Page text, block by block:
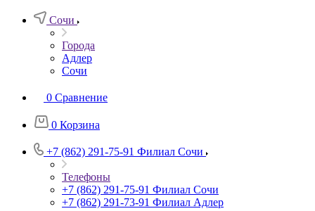
Сочи
Города
Адлер
Сочи
0 Сравнение
0 Корзина
+7 (862) 291-75-91 Филиал Сочи
Телефоны
+7 (862) 291-75-91 Филиал Сочи
+7 (862) 291-73-91 Филиал Адлер